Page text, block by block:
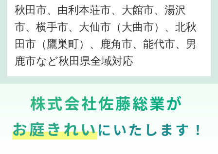
秋田市、由利本荘市、大館市、湯沢
市、横手市、大仙市（大曲市）、北秋
田市（鷹巣町）、鹿角市、能代市、男
鹿市など秋田県全域対応
株式会社佐藤総業が
お庭きれいにいたします！